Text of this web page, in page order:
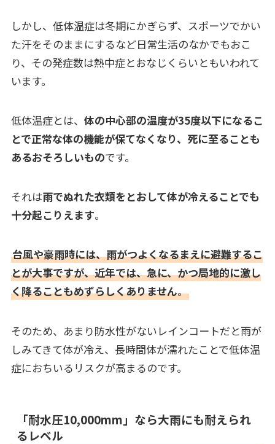
しかし、低体温症は冬期にかぎらず、スポーツでかい
た汗をそのままにするなど日常生活のなかでもおこ
り、その発症数は熱中症とおなじくらいともいわれて
います。
低体温症とは、 体の中心部の温度が35度以下になるこ
とで正常な体の機能が保てなくなり、死に至ることも
あるおそろしいものです。
それは雨でぬれた衣類をとおして体が冷えることでも
十分起こりえます。
台風や豪雨時には、雨がつよくなるまえに避難するこ
とが大事ですが、近年では、急に、かつ局地的に激し
く降ることもめずらしくありません。
そのため、あまり防水性がないレインコートだと雨が
しみてきて体が冷え、長時間体が濡れたことで低体温
症におちいるリスクが高まるのです。
「耐水圧10,000mm」なら大雨にも耐えられ
るレベル